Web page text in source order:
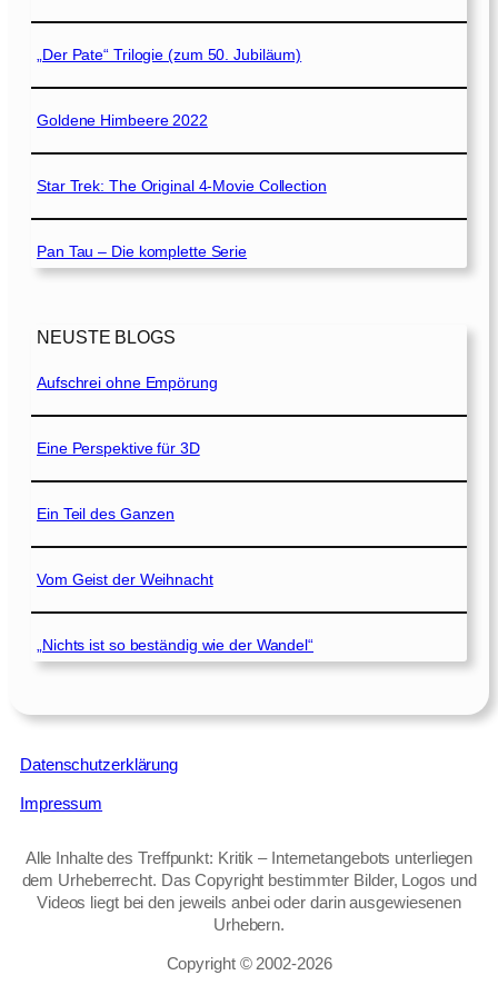
„Der Pate“ Trilogie (zum 50. Jubiläum)
Goldene Himbeere 2022
Star Trek: The Original 4-Movie Collection
Pan Tau – Die komplette Serie
NEUSTE BLOGS
Aufschrei ohne Empörung
Eine Perspektive für 3D
Ein Teil des Ganzen
Vom Geist der Weihnacht
„Nichts ist so beständig wie der Wandel“
Datenschutzerklärung
Impressum
Alle Inhalte des Treffpunkt: Kritik – Internetangebots unterliegen
dem Urheberrecht. Das Copyright bestimmter Bilder, Logos und
Videos liegt bei den jeweils anbei oder darin ausgewiesenen
Urhebern.
Copyright © 2002‑2026